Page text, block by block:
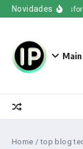
Ir para o conteúdo
Novidades
Freight –
Home /top blog